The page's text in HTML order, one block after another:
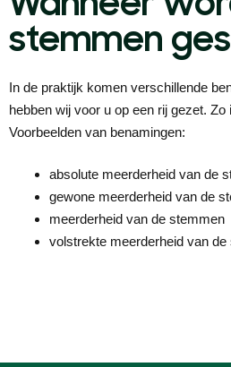
stemmen
In de praktijk komen verschillende
hebben wij voor u op een rij gezet.
Voorbeelden van benamingen:
absolute meerderheid van de
gewone meerderheid van de
meerderheid van de stemmen
volstrekte meerderheid van de